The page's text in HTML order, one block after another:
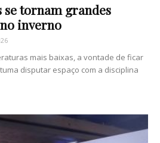
se tornam grandes
inverno
mais baixas, a vontade de ficar
disputar espaço com a disciplina